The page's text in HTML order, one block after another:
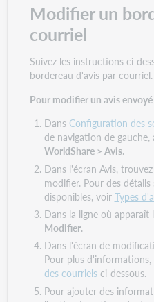
Modifier un
courriel
Suivez les instructions ci-
bordereau d'avis par courriel.
Pour modifier un avis
Dans Configuration des
de navigation de gauche,
WorldShare > Avis.
Dans l'écran Avis,
modifier. Pour des
disponibles, voir Types
Dans la ligne où
Modifier.
Dans l'écran de
Pour plus
des courrielsci-dessous.
Pour ajouter des